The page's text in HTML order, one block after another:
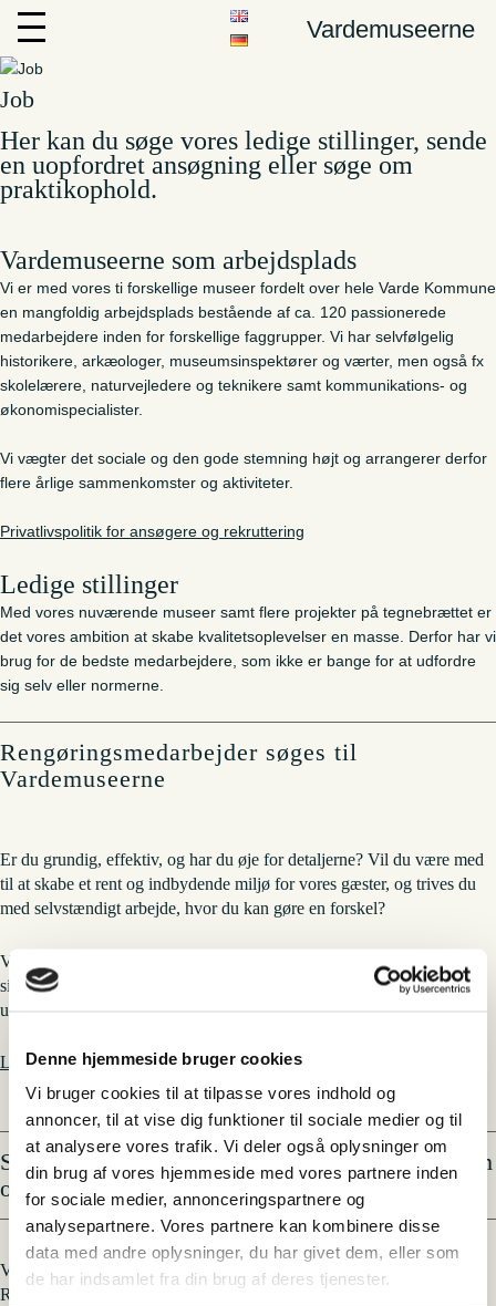
Denne hjemmeside bruger cookies
Vi bruger cookies til at tilpasse vores indhold og
annoncer, til at vise dig funktioner til sociale medier og til
at analysere vores trafik. Vi deler også oplysninger om
din brug af vores hjemmeside med vores partnere inden
for sociale medier, annonceringspartnere og
analysepartnere. Vores partnere kan kombinere disse
data med andre oplysninger, du har givet dem, eller som
de har indsamlet fra din brug af deres tjenester.
Vardemuseerne
Job
Her kan du søge vores ledige stillinger, sende
en uopfordret ansøgning eller søge om
praktikophold.
Vardemuseerne som arbejdsplads
Vi er med vores ti forskellige museer fordelt over hele Varde Kommune
en mangfoldig arbejdsplads bestående af ca. 120 passionerede
medarbejdere inden for forskellige faggrupper. Vi har selvfølgelig
historikere, arkæologer, museumsinspektører og værter, men også fx
skolelærere, naturvejledere og teknikere samt kommunikations- og
økonomispecialister.
Vi vægter det sociale og den gode stemning højt og arrangerer derfor
flere årlige sammenkomster og aktiviteter.
Privatlivspolitik for ansøgere og rekruttering
Ledige stillinger
Med vores nuværende museer samt flere projekter på tegnebrættet er
det vores ambition at skabe kvalitetsoplevelser en masse. Derfor har vi
brug for de bedste medarbejdere, som ikke er bange for at udfordre
sig selv eller normerne.
Rengøringsmedarbejder søges til
Vardemuseerne
Er du grundig, effektiv, og har du øje for detaljerne? Vil du være med
til at skabe et rent og indbydende miljø for vores gæster, og trives du
med selvstændigt arbejde, hvor du kan gøre en forskel?
Vardemuseerne søger en engageret rengøringsmedarbejder, som kan
sikre høj standard i rengøringen på vores museer, som tæller i alt 10
udstillingssteder.
Læs mere om stillingen og ansøg her
Sommerværter til FLUGT - Refugee Museum
of Denmark
Vil du være med til at skabe gode gæsteoplevelser på FLUGT –
Refugee Museum of Denmark? Vi søger imødekommende